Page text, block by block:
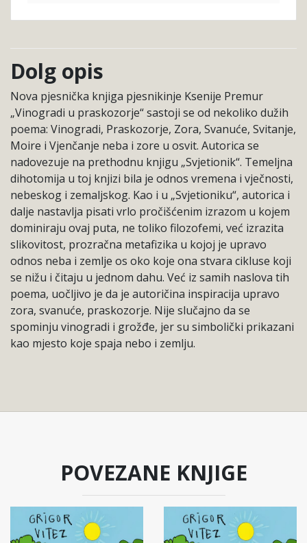
Dolg opis
Nova pjesnička knjiga pjesnikinje Ksenije Premur
„Vinogradi u praskozorje“ sastoji se od nekoliko dužih
poema: Vinogradi, Praskozorje, Zora, Svanuće, Svitanje,
Moire i Vjenčanje neba i zore u osvit. Autorica se
nadovezuje na prethodnu knjigu „Svjetionik“. Temeljna
dihotomija u toj knjizi bila je odnos vremena i vječnosti,
nebeskog i zemaljskog. Kao i u „Svjetioniku“, autorica i
dalje nastavlja pisati vrlo pročišćenim izrazom u kojem
dominiraju ovaj puta, ne toliko filozofemi, već izrazita
slikovitost, prozračna metafizika u kojoj je upravo
odnos neba i zemlje os oko koje ona stvara cikluse koji
se nižu i čitaju u jednom dahu. Već iz samih naslova tih
poema, uočljivo je da je autoričina inspiracija upravo
zora, svanuće, praskozorje. Nije slučajno da se
spominju vinogradi i grožđe, jer su simbolički prikazani
kao mjesto koje spaja nebo i zemlju.
POVEZANE KNJIGE